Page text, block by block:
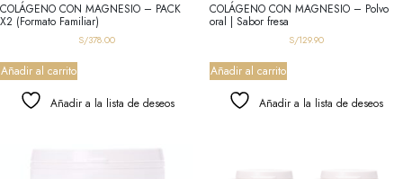
COLÁGENO CON MAGNESIO – PACK
X2 (Formato Familiar)
S/378.00
Añadir al carrito
Añadir a la lista de deseos
COLÁGENO CON MAGNESIO – Polvo
oral | Sabor fresa
S/129.90
Añadir al carrito
Añadir a la lista de deseos